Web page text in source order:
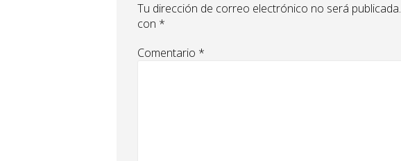
Tu dirección de correo electrónico no será publicada.
con *
Comentario *